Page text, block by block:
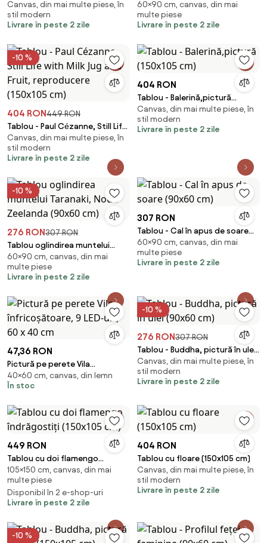
cm)
Canvas, din mai multe piese, în
stil modern
Livrare în peste 2 zile
(90x60 cm)
60×90 cm, canvas, din mai
multe piese
Livrare în peste 2 zile
-10 %
404 RON449 RON
Tablou - Paul Cézanne, Still Life
with Milk Jug and Fruit,
reproducere (150x105 cm)
Canvas, din mai multe piese, în
stil modern
Livrare în peste 2 zile
404 RON
Tablou - Balerină,pictură
(150x105 cm)
Canvas, din mai multe piese, în
stil modern
Livrare în peste 2 zile
-10 %
276 RON307 RON
Tablou oglindirea muntelui
Taranaki, Noua Zeelanda
(90x60 cm)
60×90 cm, canvas, din mai
multe piese
Livrare în peste 2 zile
307 RON
Tablou - Cal în apus de soare
(90x60 cm)
60×90 cm, canvas, din mai
multe piese
Livrare în peste 2 zile
47,36 RON
Pictură pe perete Vila
înfricoșătoare, 9 LED-uri, 60 x
40 cm
40×60 cm, canvas, din lemn
În stoc
-10 %
276 RON307 RON
Tablou - Buddha, pictură în ulei
(90x60 cm)
Canvas, din mai multe piese, în
stil modern
Livrare în peste 2 zile
449 RON
Tablou cu doi flamengo
îndrăgostiți (150x105 cm)
105×150 cm, canvas, din mai
multe piese
Disponibil în 2 e-shop-uri
Livrare în peste 2 zile
404 RON
Tablou cu floare (150x105 cm)
Canvas, din mai multe piese, în
stil modern
Livrare în peste 2 zile
-10 %